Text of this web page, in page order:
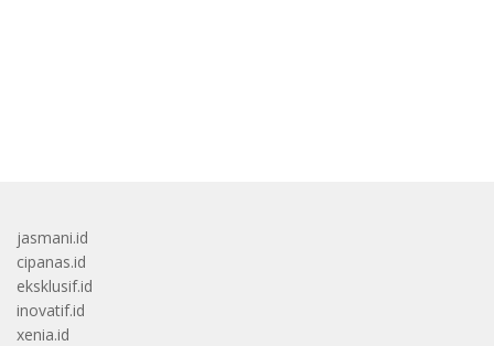
jasmani.id
cipanas.id
eksklusif.id
inovatif.id
xenia.id